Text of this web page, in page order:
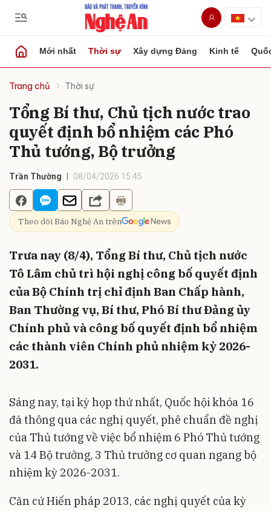
Mới nhất Thời sự Xây dựng Đảng Kinh tế
Trang chủ Thời sự
Tổng Bí thư, Chủ tịch nước trao
quyết định bổ nhiệm các Phó
Thủ tướng, Bộ trưởng
Trần Thường 08/04/2026 15:45
Theo dõi Báo Nghệ An trên
Trưa nay (8/4), Tổng Bí thư, Chủ tịch nước
Tô Lâm chủ trì hội nghị công bố quyết định
của Bộ Chính trị chỉ định Ban Chấp hành,
Ban Thường vụ, Bí thư, Phó Bí thư Đảng ủy
Chính phủ và công bố quyết định bổ nhiệm
các thành viên Chính phủ nhiệm kỳ 2026-
2031.
Sáng nay, tại kỳ họp thứ nhất, Quốc hội khóa 16
đã thông qua các nghị quyết, phê chuẩn đề nghị
của Thủ tướng về việc bổ nhiệm 6 Phó Thủ tướng
và 14 Bộ trưởng, 3 Thủ trưởng cơ quan ngang bộ
nhiệm kỳ 2026-2031.
Căn cứ Hiến pháp 2013, các nghị quyết của kỳ
Gửi bình luận